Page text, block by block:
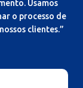
Usamos
o processo de
clientes.”